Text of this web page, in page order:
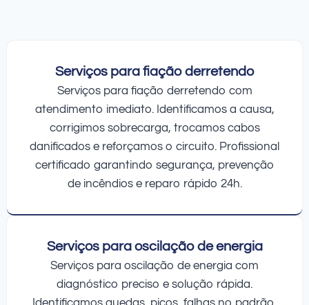
Serviços para fiação derretendo
Serviços para fiação derretendo com
atendimento imediato. Identificamos a causa,
corrigimos sobrecarga, trocamos cabos
danificados e reforçamos o circuito. Profissional
certificado garantindo segurança, prevenção
de incêndios e reparo rápido 24h.
Serviços para oscilação de energia
Serviços para oscilação de energia com
diagnóstico preciso e solução rápida.